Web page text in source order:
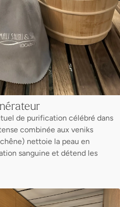
de purification célébré dans
combinée aux veniks
nettoie la peau en
sanguine et détend les